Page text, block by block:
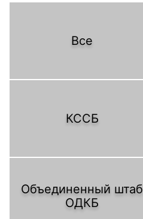
Все
КССБ
Объединенный штаб
ОДКБ